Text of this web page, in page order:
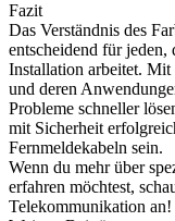
Fazit
Das Verständnis des
entscheidend für
Installation arbeitet. Mit
und deren
Probleme schneller
mit Sicherheit
Fernmeldekabeln sein.
Wenn du mehr über
erfahren möchtest,
Telekommunikation an!